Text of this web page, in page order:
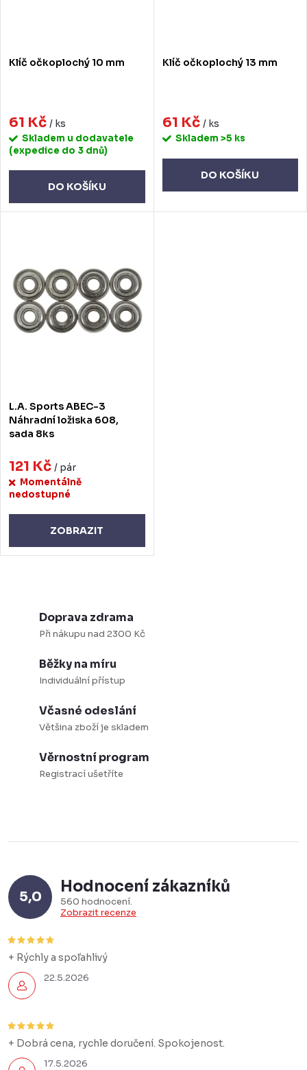
d
t
ů
o
k
t
ů
Klíč očkoplochý 10 mm
61 Kč / ks
Skladem u dodavatele
(expedice do 3 dnů)
DO KOŠÍKU
Klíč očkoplochý 13 mm
61 Kč / ks
Skladem >5 ks
DO KOŠÍKU
L.A. Sports ABEC-3
Náhradní ložiska 608,
sada 8ks
121 Kč / pár
Momentálně
nedostupné
ZOBRAZIT
v
p
i
s
u
Doprava zdrama
Při nákupu nad 2300 Kč
Běžky na míru
Individuální přístup
Včasné odeslání
Většina zboží je skladem
Věrnostní program
Registrací ušetříte
5,0
Hodnocení zákazníků
560 hodnocení
Zobrazit recenze
22.5.2026
+ Rýchly a spoľahlivý
17.5.2026
+ Dobrá cena, rychle doručení. Spokojenost.